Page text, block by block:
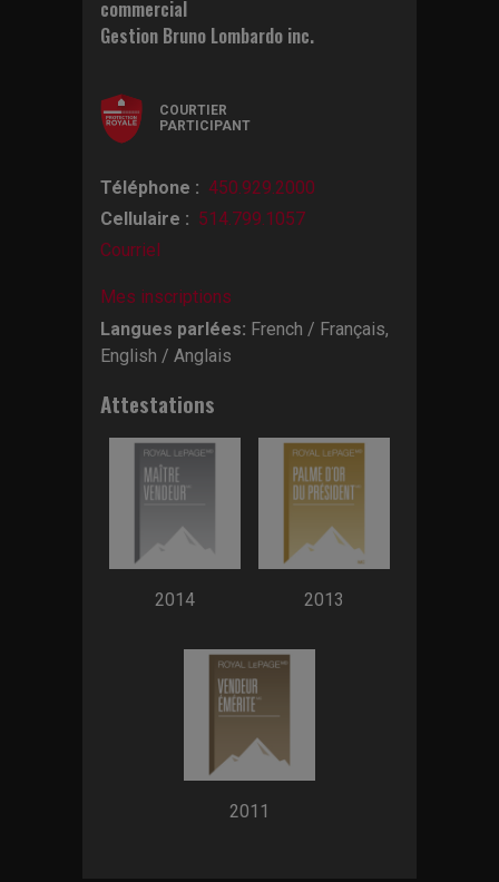
commercial
Gestion Bruno Lombardo inc.
COURTIER
PARTICIPANT
Téléphone : 450.929.2000
Cellulaire : 514.799.1057
Courriel
Mes inscriptions
Langues parlées: French / Français,
English / Anglais
Attestations
2014 2013
2011